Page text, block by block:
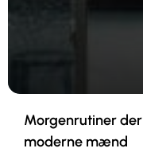
Morgenrutiner
moderne mænd